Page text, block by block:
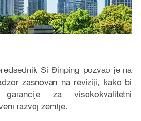
Si Đinping pozvao je na
zasnovan na reviziji, kako bi
za visokokvalitetni
razvoj zemlje.